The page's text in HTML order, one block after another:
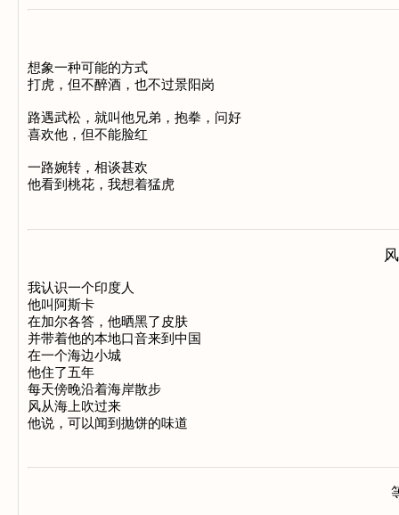
想象一种可能的方式
打虎，但不醉酒，也不过景阳岗
路遇武松，就叫他兄弟，抱拳，问好
喜欢他，但不能脸红
一路婉转，相谈甚欢
我认识一个印度人
他叫阿斯卡
在加尔各答，他晒黑了皮肤
并带着他的本地口音来到中国
在一个海边小城
他住了五年
每天傍晚沿着海岸散步
风从海上吹过来